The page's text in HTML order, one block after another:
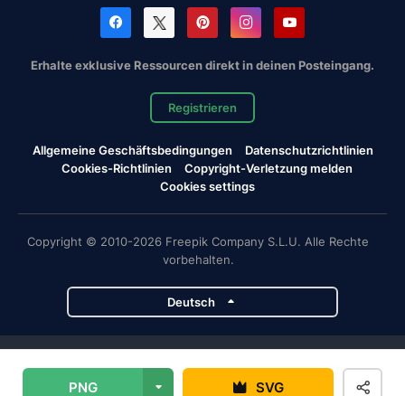
PNG SVG
Erhalte exklusive Ressourcen direkt in deinen Posteingang.
Registrieren
Allgemeine Geschäftsbedingungen
Datenschutzrichtlinien
Cookies-Richtlinien
Copyright-Verletzung melden
Cookies settings
Copyright © 2010-2026 Freepik Company S.L.U. Alle Rechte
vorbehalten.
Deutsch